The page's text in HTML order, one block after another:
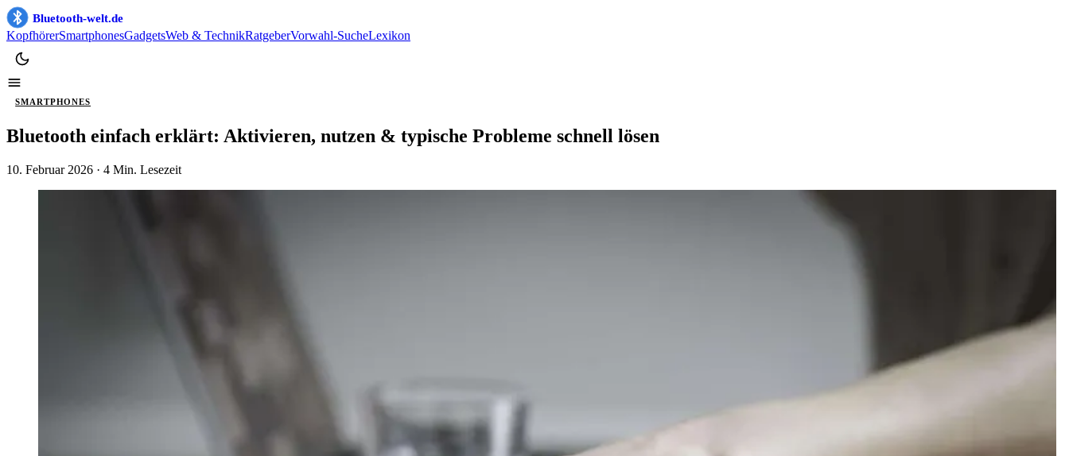
Bluetooth-welt.de
KopfhörerSmartphonesGadgetsWeb & TechnikRatgeberVorwahl-SucheLexikon
SMARTPHONES
Bluetooth einfach erklärt: Aktivieren, nutzen & typische Probleme schnell lösen
10. Februar 2026 · 4 Min. Lesezeit